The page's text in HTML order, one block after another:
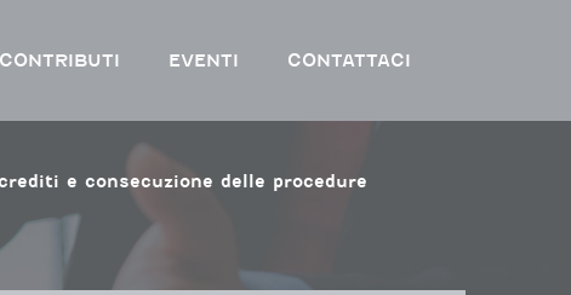
CONTRIBUTI EVENTI CONTATTACI
e consecuzione delle procedure